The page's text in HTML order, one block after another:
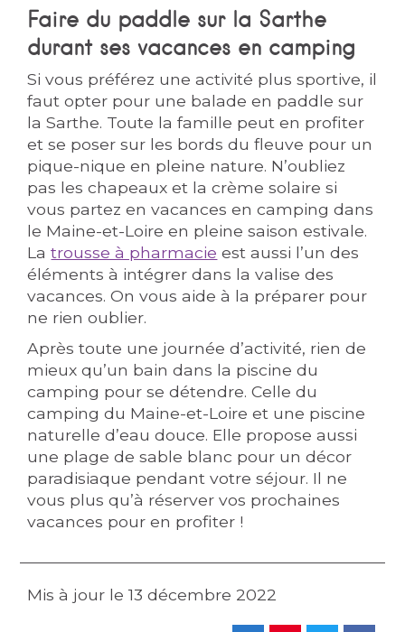
Faire du paddle sur la Sarthe
durant ses vacances en camping
Si vous préférez une activité plus sportive, il
faut opter pour une balade en paddle sur
la Sarthe. Toute la famille peut en profiter
et se poser sur les bords du fleuve pour un
pique-nique en pleine nature. N’oubliez
pas les chapeaux et la crème solaire si
vous partez en vacances en camping dans
le Maine-et-Loire en pleine saison estivale.
Latrousse à pharmacie est aussi l’un des
éléments à intégrer dans la valise des
vacances. On vous aide à la préparer pour
ne rien oublier.
Après toute une journée d’activité, rien de
mieux qu’un bain dans la piscine du
camping pour se détendre. Celle du
camping du Maine-et-Loire et une piscine
naturelle d’eau douce. Elle propose aussi
une plage de sable blanc pour un décor
paradisiaque pendant votre séjour. Il ne
vous plus qu’à réserver vos prochaines
vacances pour en profiter !
Mis à jour le13 décembre 2022